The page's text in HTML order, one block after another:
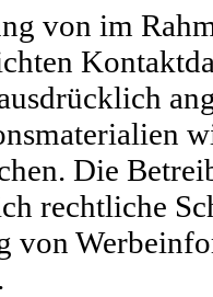
von im
Die
rechtliche
von